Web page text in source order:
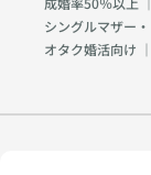
シングルマザー
オタク婚活向け ｜